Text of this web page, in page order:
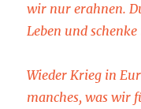
wir nur erahnen.
Leben und
Wieder Krieg in
manches, was wir